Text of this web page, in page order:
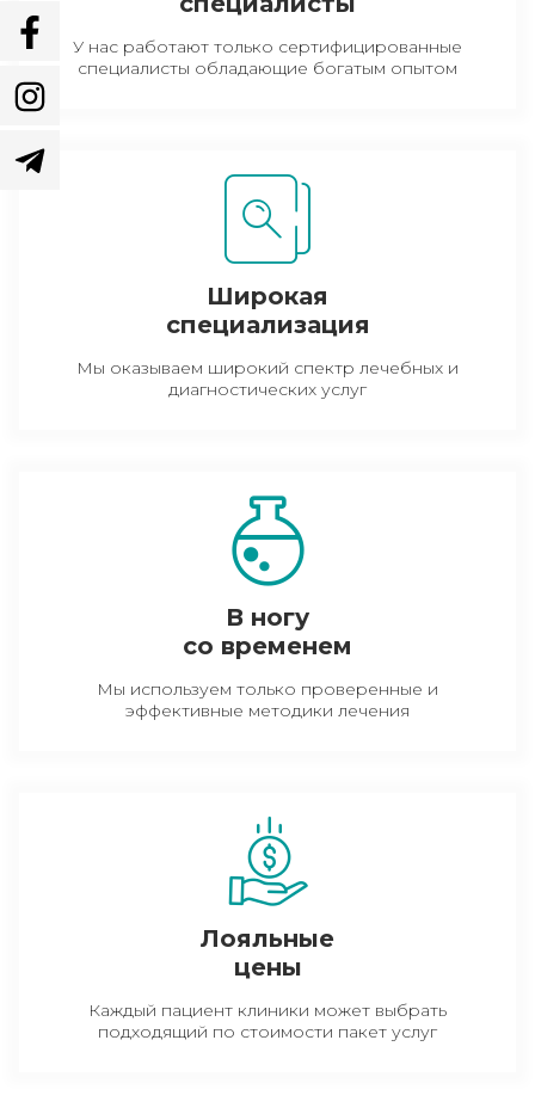
У нас работают только сертифицированные
специалисты обладающие богатым опытом
Широкая
специализация
Мы оказываем широкий спектр лечебных и
диагностических услуг
В ногу
со временем
Мы используем только проверенные и
эффективные методики лечения
Лояльные
цены
Каждый пациент клиники может выбрать
подходящий по стоимости пакет услуг